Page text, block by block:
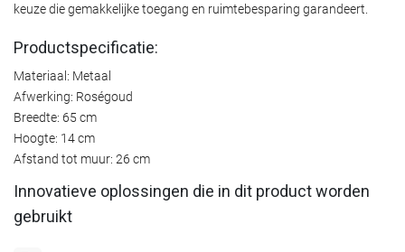
keuze die gemakkelijke toegang en ruimtebesparing garandeert.
Productspecificatie:
Materiaal: Metaal
Afwerking: Roségoud
Breedte: 65 cm
Hoogte: 14 cm
Afstand tot muur: 26 cm
Innovatieve oplossingen die in dit product worden
gebruikt